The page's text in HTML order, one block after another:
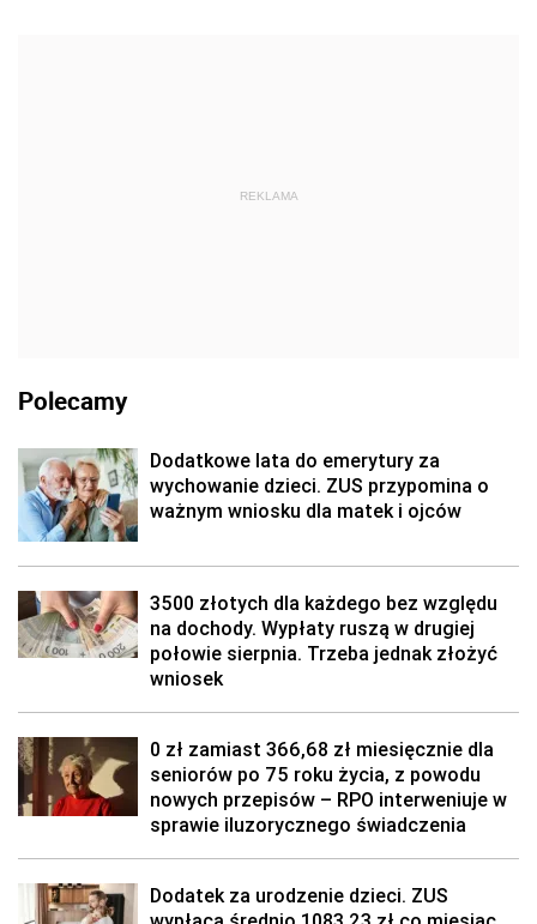
REKLAMA
Polecamy
Dodatkowe lata do emerytury za
wychowanie dzieci. ZUS przypomina o
ważnym wniosku dla matek i ojców
3500 złotych dla każdego bez względu
na dochody. Wypłaty ruszą w drugiej
połowie sierpnia. Trzeba jednak złożyć
wniosek
0 zł zamiast 366,68 zł miesięcznie dla
seniorów po 75 roku życia, z powodu
nowych przepisów – RPO interweniuje w
sprawie iluzorycznego świadczenia
Dodatek za urodzenie dzieci. ZUS